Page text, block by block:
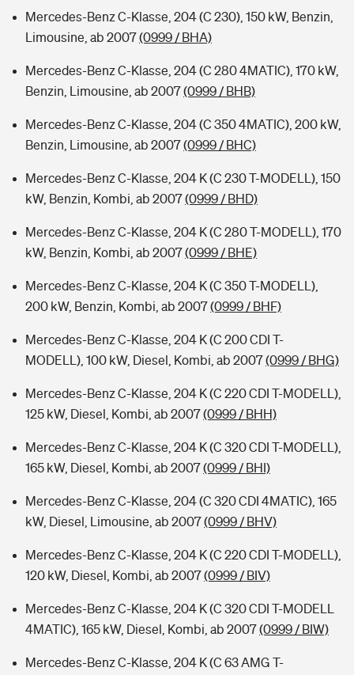
Mercedes-Benz C-Klasse, 204 (C 230), 150 kW, Benzin,
Limousine, ab 2007(0999 / BHA)
Mercedes-Benz C-Klasse, 204 (C 280 4MATIC), 170 kW,
Benzin, Limousine, ab 2007(0999 / BHB)
Mercedes-Benz C-Klasse, 204 (C 350 4MATIC), 200 kW,
Benzin, Limousine, ab 2007(0999 / BHC)
Mercedes-Benz C-Klasse, 204 K (C 230 T-MODELL), 150
kW, Benzin, Kombi, ab 2007(0999 / BHD)
Mercedes-Benz C-Klasse, 204 K (C 280 T-MODELL), 170
kW, Benzin, Kombi, ab 2007(0999 / BHE)
Mercedes-Benz C-Klasse, 204 K (C 350 T-MODELL),
200 kW, Benzin, Kombi, ab 2007(0999 / BHF)
Mercedes-Benz C-Klasse, 204 K (C 200 CDI T-
MODELL), 100 kW, Diesel, Kombi, ab 2007(0999 / BHG)
Mercedes-Benz C-Klasse, 204 K (C 220 CDI T-MODELL),
125 kW, Diesel, Kombi, ab 2007(0999 / BHH)
Mercedes-Benz C-Klasse, 204 K (C 320 CDI T-MODELL),
165 kW, Diesel, Kombi, ab 2007(0999 / BHI)
Mercedes-Benz C-Klasse, 204 (C 320 CDI 4MATIC), 165
kW, Diesel, Limousine, ab 2007(0999 / BHV)
Mercedes-Benz C-Klasse, 204 K (C 220 CDI T-MODELL),
120 kW, Diesel, Kombi, ab 2007(0999 / BIV)
Mercedes-Benz C-Klasse, 204 K (C 320 CDI T-MODELL
4MATIC), 165 kW, Diesel, Kombi, ab 2007(0999 / BIW)
Mercedes-Benz C-Klasse, 204 K (C 63 AMG T-